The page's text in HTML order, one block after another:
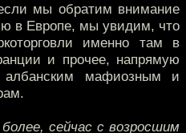
мы обратим внимание
в Европе, мы увидим, что
именно там в
и прочее, напрямую
албанским мафиозным и
сейчас с возросшим